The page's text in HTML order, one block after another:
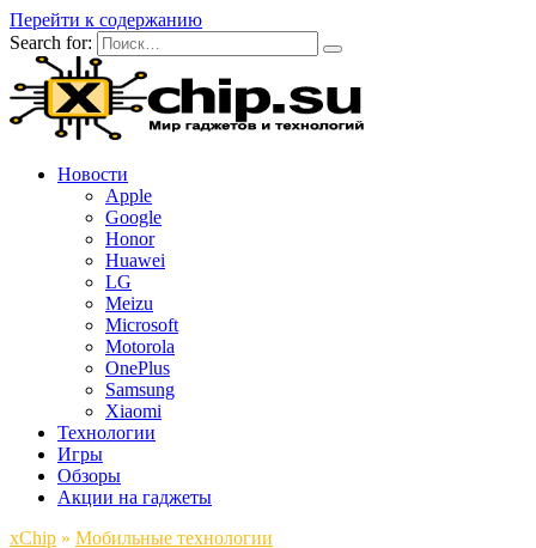
Перейти к содержанию
Search for:
Новости
Apple
Google
Honor
Huawei
LG
Meizu
Microsoft
Motorola
OnePlus
Samsung
Xiaomi
Технологии
Игры
Обзоры
Акции на гаджеты
xСhip » Мобильные технологии